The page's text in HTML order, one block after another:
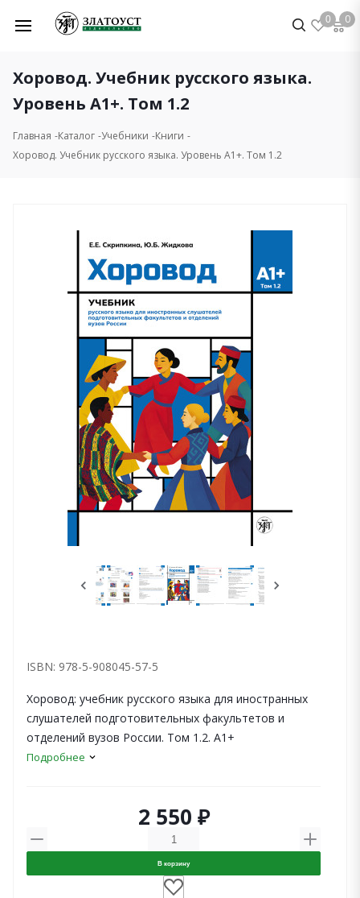
0 0
Хоровод. Учебник русского языка.
Уровень А1+. Том 1.2
Главная Каталог Учебники Книги
Хоровод. Учебник русского языка. Уровень А1+. Том 1.2
ISBN: 978-5-908045-57-5
Хоровод: учебник русского языка для иностранных
слушателей подготовительных факультетов и
отделений вузов России. Том 1.2. А1+
Подробнее
2 550 ₽
В корзину